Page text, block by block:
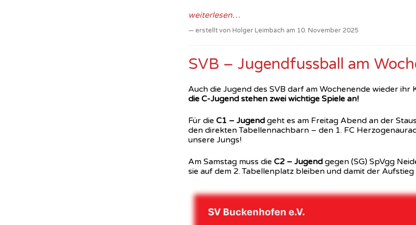
weiterlesen…
erstellt von Holger Leimbach am 10. November 2025
SVB – Jugendfussball am
Auch die Jugend des SVB darf am Wochenende wieder ihr
die C-Jugend stehen zwei wichtige Spiele an!
Für die C1 – Jugend geht es am Freitag Abend an der
den direkten Tabellennachbarn – den 1. FC
unsere Jungs!
Am Samstag muss die C2 – Jugend gegen (SG) SpVgg
sie auf dem 2. Tabellenplatz bleiben und damit der Aufstieg